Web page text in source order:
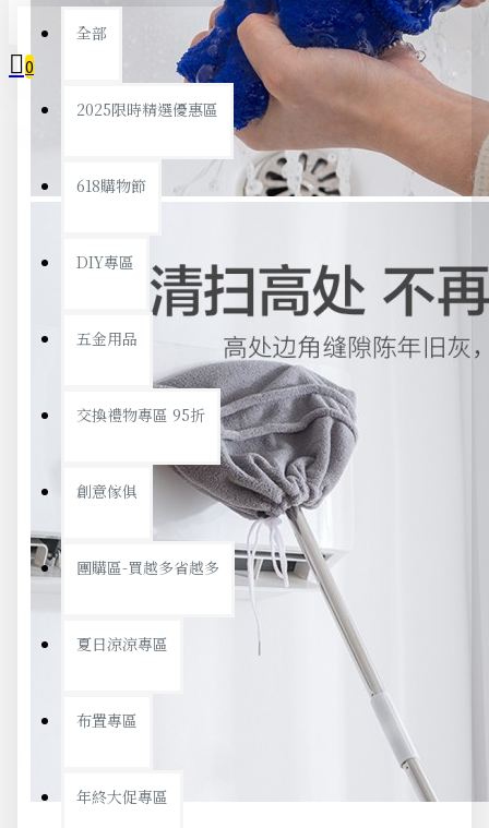
全部
2025限時精選優惠區
618購物節
DIY專區
五金用品
交換禮物專區 95折
創意傢俱
團購區-買越多省越多
夏日涼涼專區
布置專區
年終大促專區
0
您的購物車內沒有商品！